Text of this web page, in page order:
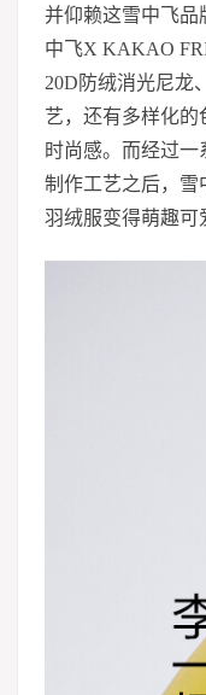
并仰赖这雪中飞品
中飞X KAKAO
20D防绒消光尼龙
艺，还有多样化的
时尚感。而经过
制作工艺之后，雪
羽绒服变得萌趣可